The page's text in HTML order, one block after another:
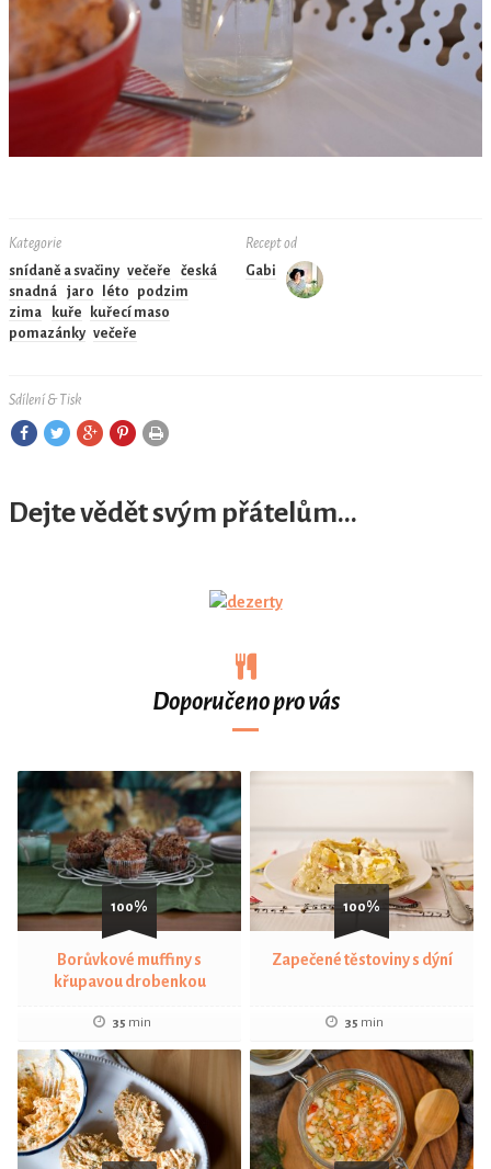
Kategorie
snídaně a svačiny večeře
česká
snadná
jaro léto
podzim
zima
kuře
kuřecí maso
pomazánky večeře
Recept od
Gabi
Sdílení & Tisk
Dejte vědět svým přátelům...
Doporučeno pro vás
100%
Borůvkové muffiny s
křupavou drobenkou
35 min
100%
Zapečené těstoviny s dýní
35 min